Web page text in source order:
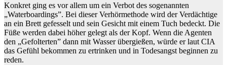
Konkret ging es vor allem um ein Verbot des sogenannten
„Waterboardings”. Bei dieser Verhörmethode wird der Verdächtige
an ein Brett gefesselt und sein Gesicht mit einem Tuch bedeckt. Die
Füße werden dabei höher gelegt als der Kopf. Wenn die Agenten
den „Gefolterten” dann mit Wasser übergießen, würde er laut CIA
das Gefühl bekommen zu ertrinken und in Todesangst beginnen zu
reden.